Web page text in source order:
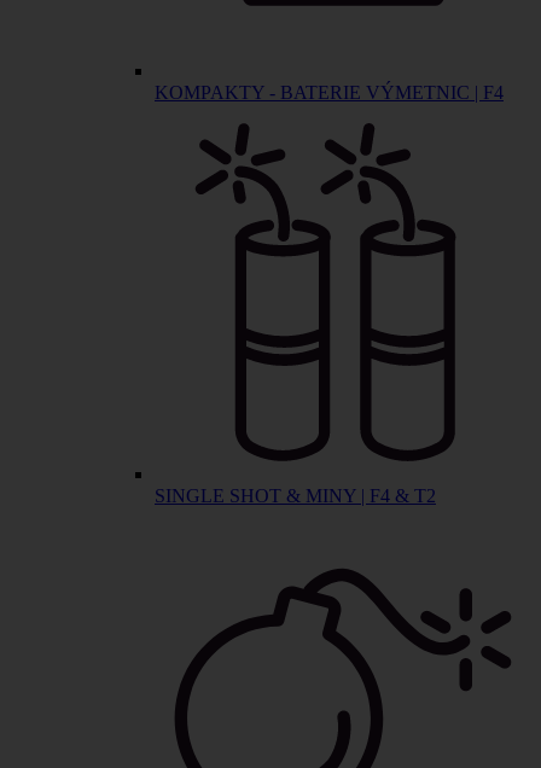
KOMPAKTY - BATERIE VÝMETNIC | F4
SINGLE SHOT & MINY | F4 & T2